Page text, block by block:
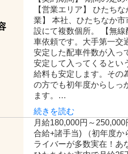
正社員
【契約期間】 期間の定
【営業エリア】 ひたちな
業】 本社、ひたちなか
設にて複数個所。 【無線
車依頼です。大手第一交
安定した配車件数が入っ
安定して入ってくるとい
給料も安定します。その
の方でも初年度からしっ
ます。…